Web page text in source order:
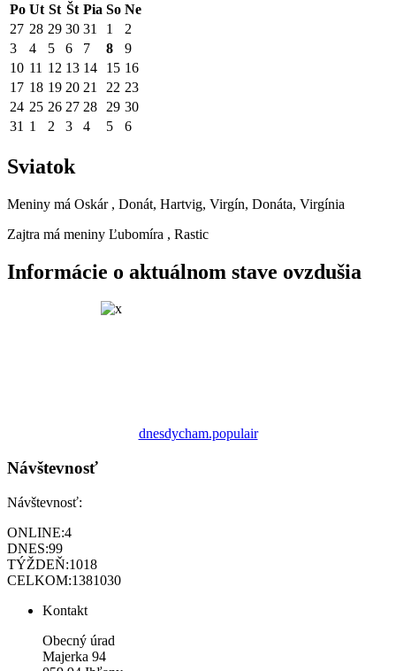
Po Ut St Št Pia So Ne
27 28 29 30 31 1
2
3
4 5 6 7 8
9
10 11 12 13 14 15 16
17 18 19 20 21 22 23
24 25 26 27 28 29 30
31 1 2 3 4 5 6
Sviatok
Meniny má Oskár , Donát, Hartvig, Virgín, Donáta, Virgínia
Zajtra má meniny Ľubomíra , Rastic
Informácie o aktuálnom stave ovzdušia
dnesdycham.populair
Návštevnosť
Návštevnosť:
ONLINE:4
DNES:99
TÝŽDEŇ:1018
CELKOM:1381030
Kontakt
Obecný úrad
Majerka 94